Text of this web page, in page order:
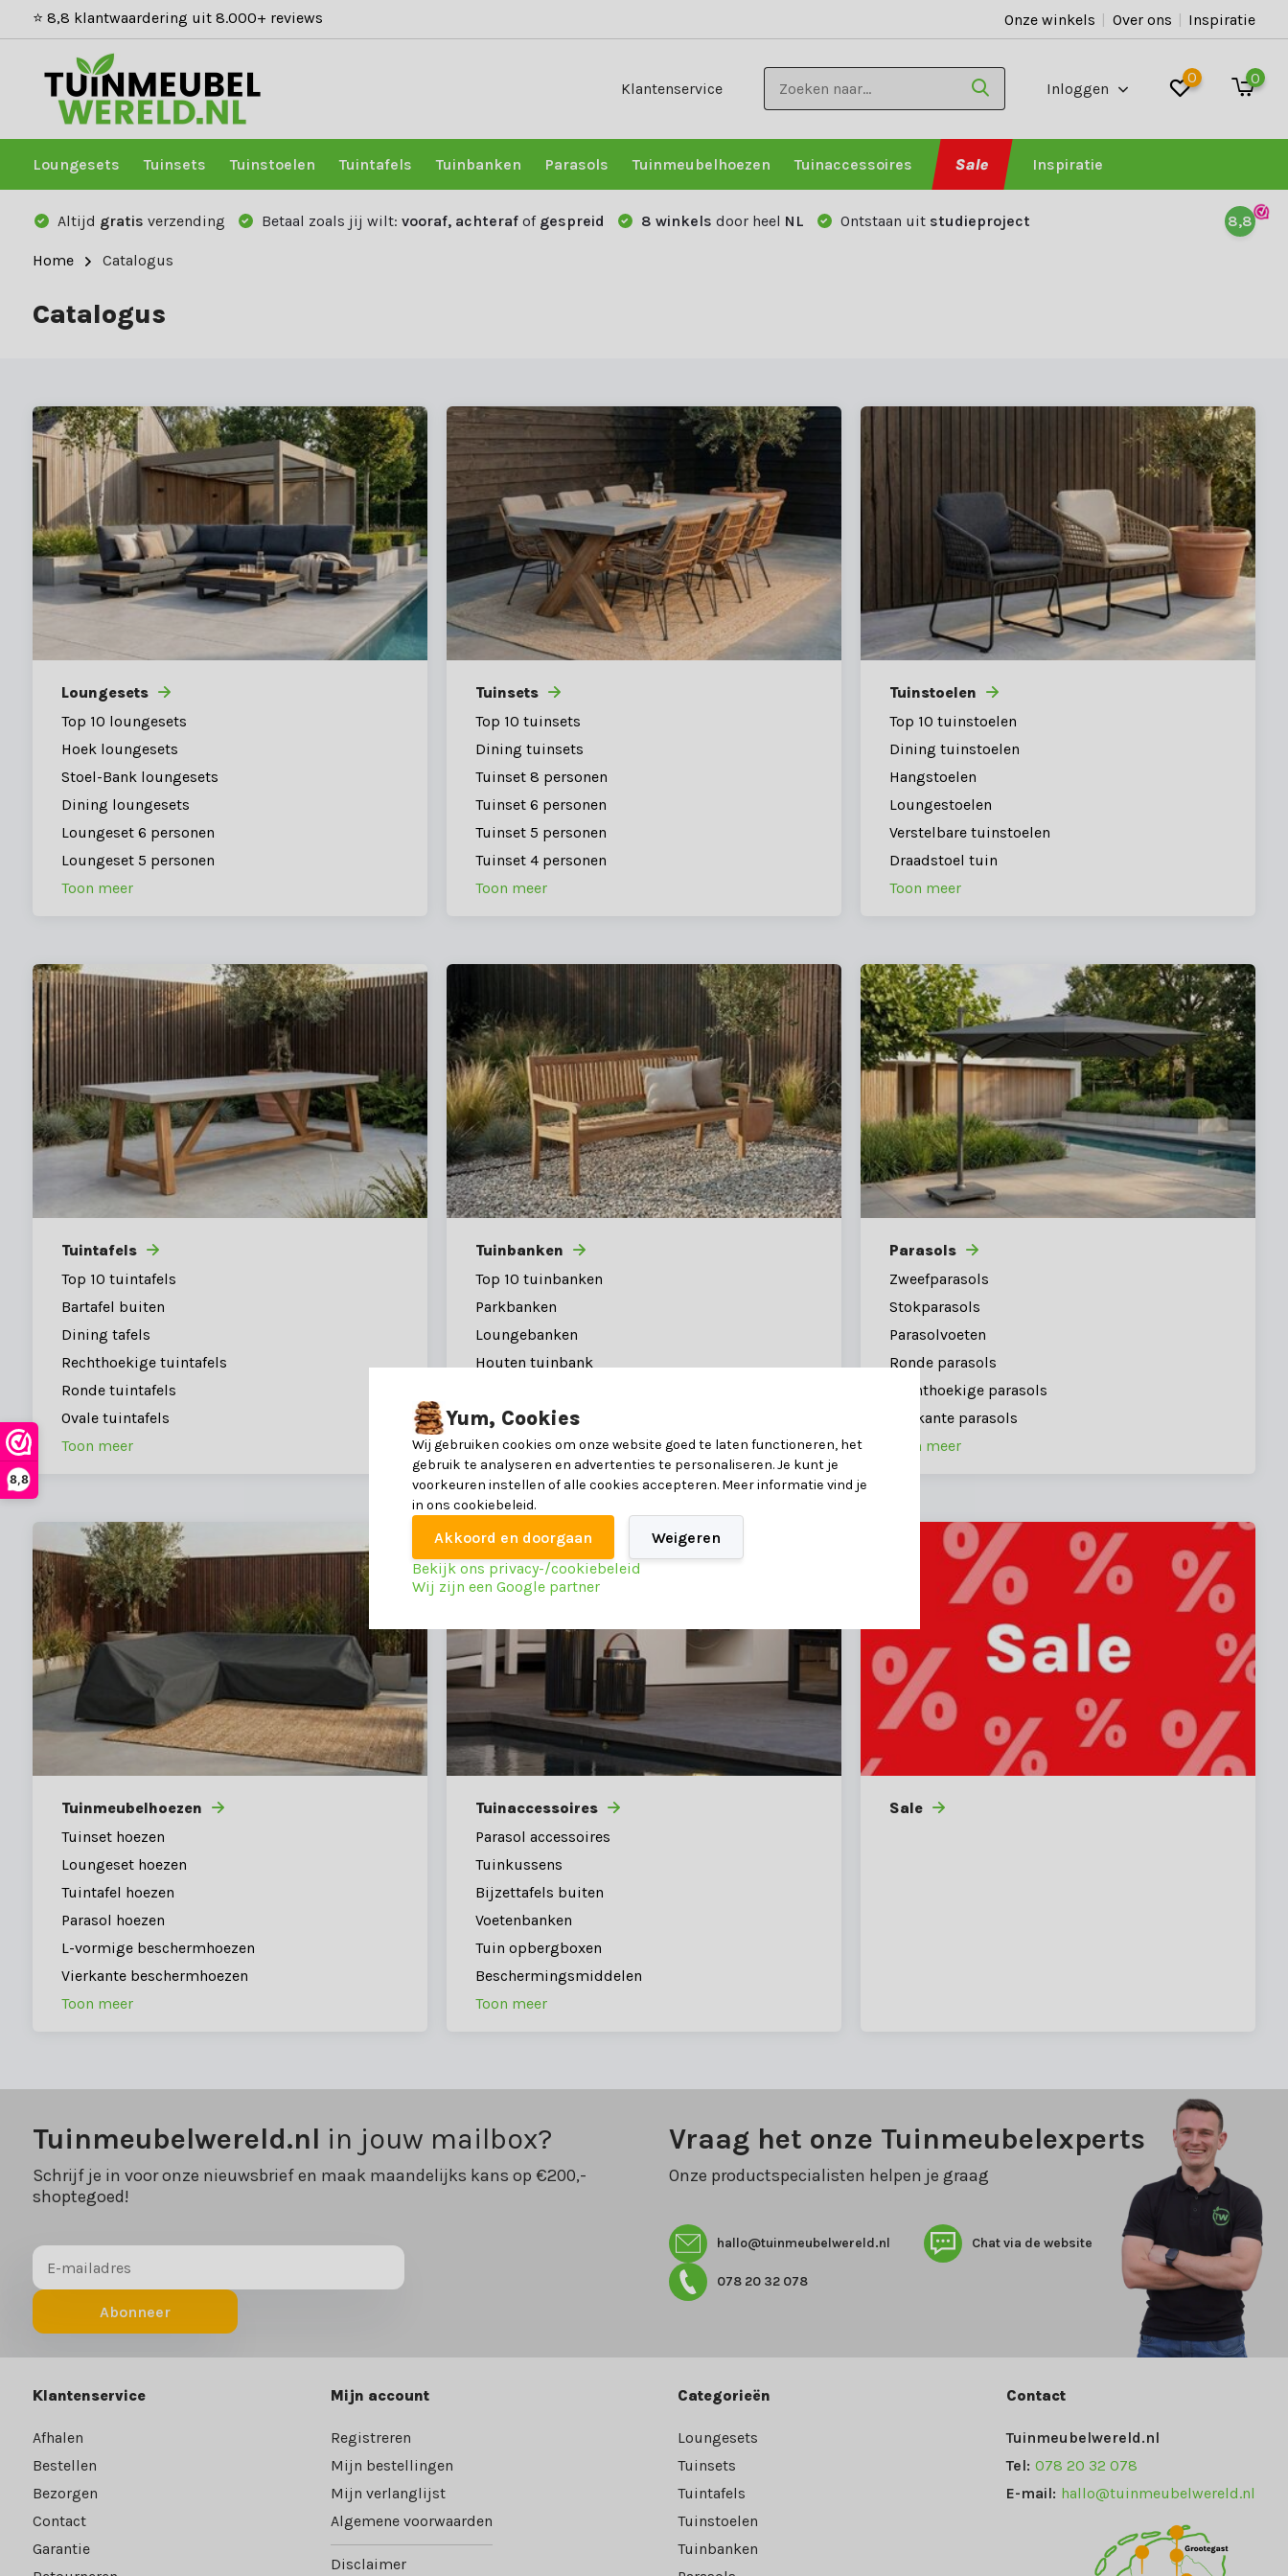
8,8
⭐ 8,8 klantwaardering uit 8.000+ reviews Onze winkels | Over ons | Inspiratie
Klantenservice Inloggen
0 0
Loungesets Tuinsets Tuinstoelen Tuintafels Tuinbanken Parasols Tuinmeubelhoezen Tuinaccessoires Sale Inspiratie
Altijd gratis verzending Betaal zoals jij wilt: vooraf, achteraf of gespreid 8 winkels door heel NL Ontstaan uit studieproject 8,8
Home Catalogus
Catalogus
Loungesets
Top 10 loungesets
Hoek loungesets
Stoel-Bank loungesets
Dining loungesets
Loungeset 6 personen
Loungeset 5 personen
Toon meer
Tuinsets
Top 10 tuinsets
Dining tuinsets
Tuinset 8 personen
Tuinset 6 personen
Tuinset 5 personen
Tuinset 4 personen
Toon meer
Tuinstoelen
Top 10 tuinstoelen
Dining tuinstoelen
Hangstoelen
Loungestoelen
Verstelbare tuinstoelen
Draadstoel tuin
Toon meer
Tuintafels
Top 10 tuintafels
Bartafel buiten
Dining tafels
Rechthoekige tuintafels
Ronde tuintafels
Ovale tuintafels
Toon meer
Tuinbanken
Top 10 tuinbanken
Parkbanken
Loungebanken
Houten tuinbank
Wicker tuinbank
Toon meer
Parasols
Zweefparasols
Stokparasols
Parasolvoeten
Ronde parasols
Rechthoekige parasols
Vierkante parasols
Toon meer
Tuinmeubelhoezen
Tuinset hoezen
Loungeset hoezen
Tuintafel hoezen
Parasol hoezen
L-vormige beschermhoezen
Vierkante beschermhoezen
Toon meer
Tuinaccessoires
Parasol accessoires
Tuinkussens
Bijzettafels buiten
Voetenbanken
Tuin opbergboxen
Beschermingsmiddelen
Toon meer
Sale
Tuinmeubelwereld.nl in jouw mailbox?
Schrijf je in voor onze nieuwsbrief en maak maandelijks kans op €200,-
shoptegoed!
Abonneer
Vraag het onze Tuinmeubelexperts
Onze productspecialisten helpen je graag
hallo@tuinmeubelwereld.nl Chat via de website
078 20 32 078
Klantenservice
Afhalen
Bestellen
Bezorgen
Contact
Garantie
Mijn account
Registreren
Mijn bestellingen
Mijn verlanglijst
Algemene voorwaarden
Disclaimer
Categorieën
Loungesets
Tuinsets
Tuintafels
Tuinstoelen
Tuinbanken
Contact
Tuinmeubelwereld.nl
Tel: 078 20 32 078
E-mail: hallo@tuinmeubelwereld.nl
Yum, Cookies
Wij gebruiken cookies om onze website goed te laten functioneren, het
gebruik te analyseren en advertenties te personaliseren. Je kunt je
voorkeuren instellen of alle cookies accepteren. Meer informatie vind je
in ons cookiebeleid.
Akkoord en doorgaan
Weigeren
Bekijk ons privacy-/cookiebeleid
Wij zijn een Google partner